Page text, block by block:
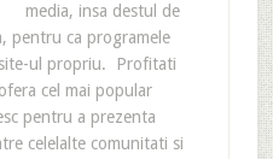
media, insa destul de
pentru ca programele
ul propriu. Profitati
cel mai popular
pentru a prezenta
celelalte comunitati si